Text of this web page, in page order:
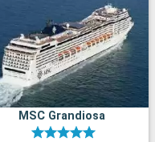
MSC Grandiosa